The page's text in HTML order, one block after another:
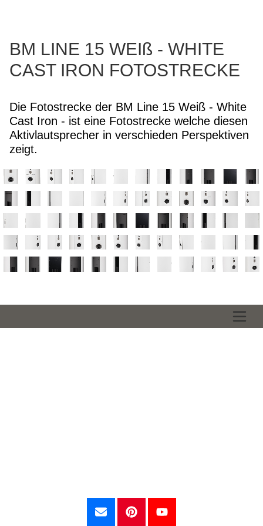
BM LINE 15 WEIß - WHITE
CAST IRON FOTOSTRECKE
Die Fotostrecke der BM Line 15 Weiß - White
Cast Iron - ist eine Fotostrecke welche diesen
Aktivlautsprecher in verschieden Perspektiven
zeigt.